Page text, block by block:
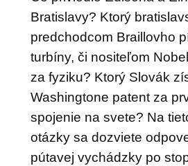
Bratislavy? Ktorý
predchodcom Braillovho
turbíny, či nositeľom
za fyziku? Ktorý Slovák
Washingtone patent za
spojenie na svete? Na
otázky sa dozviete
pútavej vychádzky po